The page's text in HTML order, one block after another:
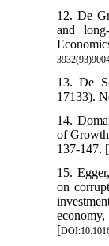
12. De
and
13. De
17133).
14.
of
137-147. [
15.
on
[